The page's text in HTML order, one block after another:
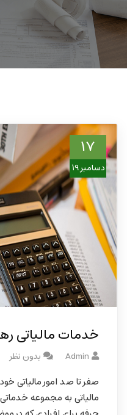
17
دسامبر 19
خدمات مالیاتی
Admin بدون نظر
صفر تا صد امور مالیاتی
مالیاتی به مجموعه